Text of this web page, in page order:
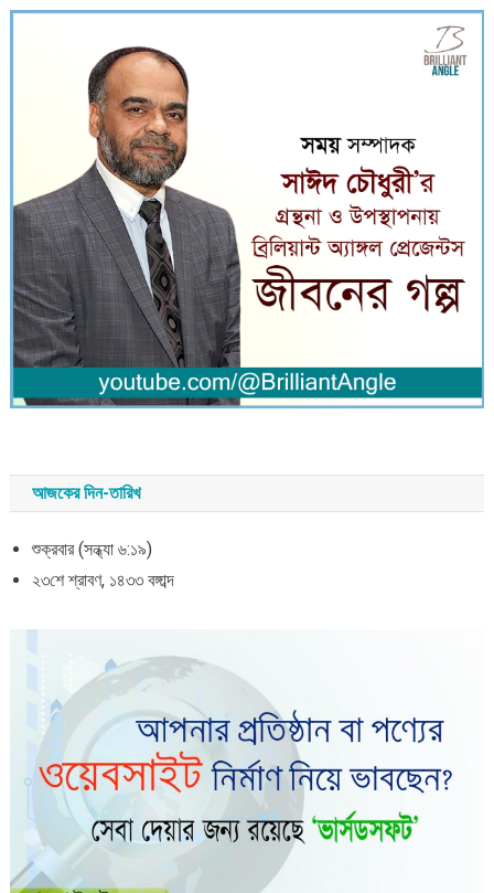
আজকের দিন-তারিখ
শুক্রবার (সন্ধ্যা ৬:১৯)
২৩শে শ্রাবণ, ১৪৩৩ বঙ্গাব্দ